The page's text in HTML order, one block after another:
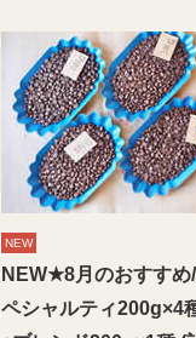
NEW
NEW★8月のおすすめ
ペシャルティ200g×4